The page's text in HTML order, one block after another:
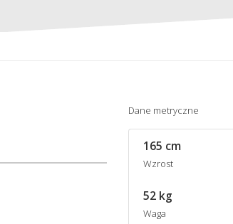
Dane metryczne
165 cm
Wzrost
52 kg
Waga